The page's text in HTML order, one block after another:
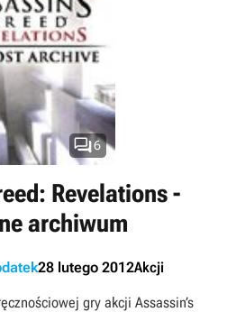
6
Revelations -
archiwum
28 lutego 2012Akcji
gry akcji Assassin’s